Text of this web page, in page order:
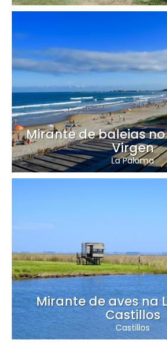
Mirante de baleias
Virgen
La Paloma
Mirante de aves na
Castillos
Castillos